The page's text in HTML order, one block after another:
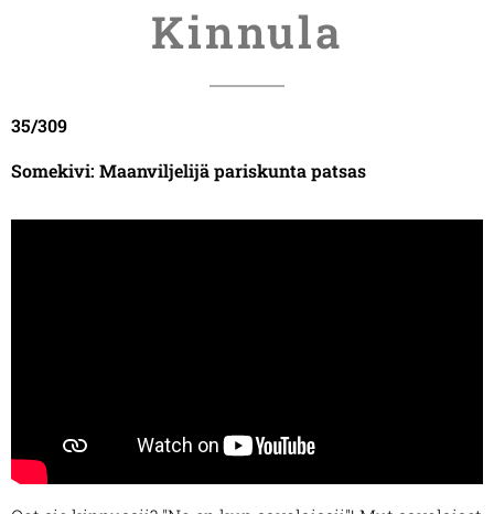
Kinnula
35/309
Somekivi: Maanviljelijä pariskunta patsas